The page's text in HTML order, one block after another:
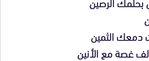
دمعك الثمين
غصة مع الأنين